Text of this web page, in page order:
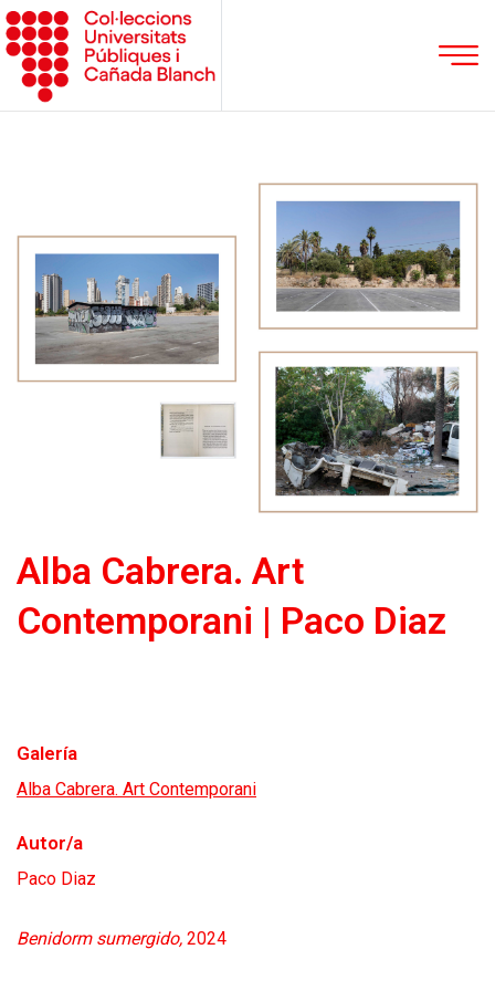
Alba Cabrera. Art
Contemporani | Paco Diaz
Galería
Alba Cabrera. Art Contemporani
Autor/a
Paco Diaz
Benidorm sumergido, 2024